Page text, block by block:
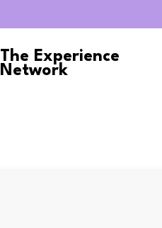
The Experience
Network